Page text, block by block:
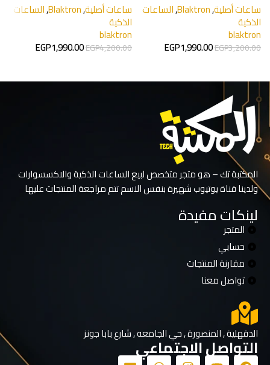
ساعات أصلية,
Blaktron
,الساعات
الذكية
blaktron
EGP3,200.00
EGP1,990.00
ساعات أصلية,
Blaktron
,الساعات
الذكية
blaktron
EGP4,200.00
EGP1,990.00
المكتبة تك – هو متجر متخصص لبيع الساعات الذكية والاكسسوارات
ولدينا قناة يوتيوب شهيرة بنفس الاسم تتم مراجعة المنتجات عليها
لينكات مفيدة
المتجر
حسابي
مقارنة المنتجات
تواصل معنا
الدقهلية , المنصورة , حي الجامعه , شارع بابا جونز
التواصل الاجتماعي